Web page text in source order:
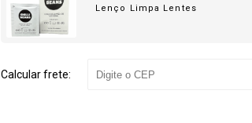
Lenço Limpa Lentes
Calcular frete: